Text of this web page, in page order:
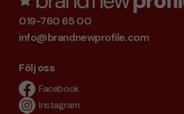
019-760 65 00
info@brandnewprofile.com
Följ oss
Facebook
Instagram